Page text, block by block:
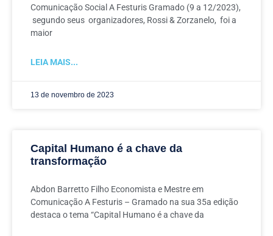
Comunicação Social A Festuris Gramado (9 a 12/2023),
segundo seus organizadores, Rossi & Zorzanelo, foi a
maior
LEIA MAIS...
13 de novembro de 2023
Capital Humano é a chave da
transformação
Abdon Barretto Filho Economista e Mestre em
Comunicação A Festuris – Gramado na sua 35a edição
destaca o tema “Capital Humano é a chave da